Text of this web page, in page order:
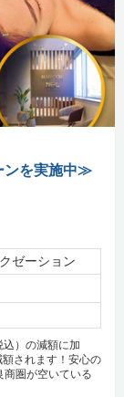
ンを実施中≫
ゼーション
込）の減額に加
されます！安心の
商圏が空いている